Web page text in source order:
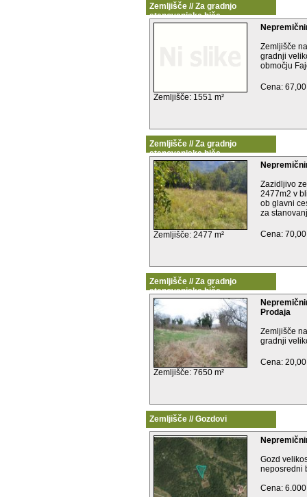
Zemljišče // Za gradnjo
stanovanjske hiše
Zemljišče: 1551 m²
Zemljišče
gradnji
območju
Cena:
Zemljišče // Za gradnjo
stanovanjske hiše
Zemljišče: 2477 m²
Zazidljivo
2477m2 v
ob glavni
za
Cena:
Zemljišče // Za gradnjo
stanovanjske hiše
Zemljišče: 7650 m²
Prodaja
Zemljišče
gradnji
Cena:
Zemljišče // Gozdovi
Gozd
neposredni
Cena: